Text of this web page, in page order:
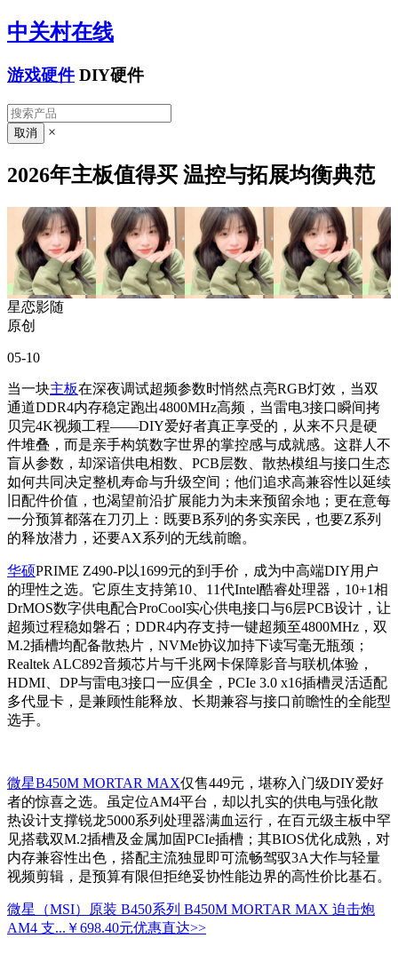
中关村在线
游戏硬件 DIY硬件
×
2026年主板值得买 温控与拓展均衡典范
星恋影随
原创
05-10
当一块主板在深夜调试超频参数时悄然点亮RGB灯效，当双
通道DDR4内存稳定跑出4800MHz高频，当雷电3接口瞬间拷
贝完4K视频工程——DIY爱好者真正享受的，从来不只是硬
件堆叠，而是亲手构筑数字世界的掌控感与成就感。这群人不
盲从参数，却深谙供电相数、PCB层数、散热模组与接口生态
如何共同决定整机寿命与升级空间；他们追求高兼容性以延续
旧配件价值，也渴望前沿扩展能力为未来预留余地；更在意每
一分预算都落在刀刃上：既要B系列的务实亲民，也要Z系列
的释放潜力，还要AX系列的无线前瞻。
华硕PRIME Z490-P以1699元的到手价，成为中高端DIY用户
的理性之选。它原生支持第10、11代Intel酷睿处理器，10+1相
DrMOS数字供电配合ProCool实心供电接口与6层PCB设计，让
超频过程稳如磐石；DDR4内存支持一键超频至4800MHz，双
M.2插槽均配备散热片，NVMe协议加持下读写毫无瓶颈；
Realtek ALC892音频芯片与千兆网卡保障影音与联机体验，
HDMI、DP与雷电3接口一应俱全，PCIe 3.0 x16插槽灵活适配
多代显卡，是兼顾性能释放、长期兼容与接口前瞻性的全能型
选手。
微星B450M MORTAR MAX仅售449元，堪称入门级DIY爱好
者的惊喜之选。虽定位AM4平台，却以扎实的供电与强化散
热设计支撑锐龙5000系列处理器满血运行，在百元级主板中罕
见搭载双M.2插槽及金属加固PCIe插槽；其BIOS优化成熟，对
内存兼容性出色，搭配主流独显即可流畅驾驭3A大作与轻量
视频剪辑，是预算有限但拒绝妥协性能边界的高性价比基石。
微星（MSI）原装 B450系列 B450M MORTAR MAX 迫击炮
AM4 支... ￥698.40元优惠直达>>